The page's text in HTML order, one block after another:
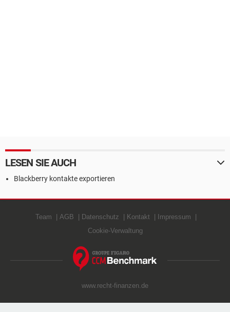
LESEN SIE AUCH
Blackberry kontakte exportieren
Team AGB Datenschutz Kontakt
Impressum
Cookie-Verwaltung
www.recht-finanzen.de